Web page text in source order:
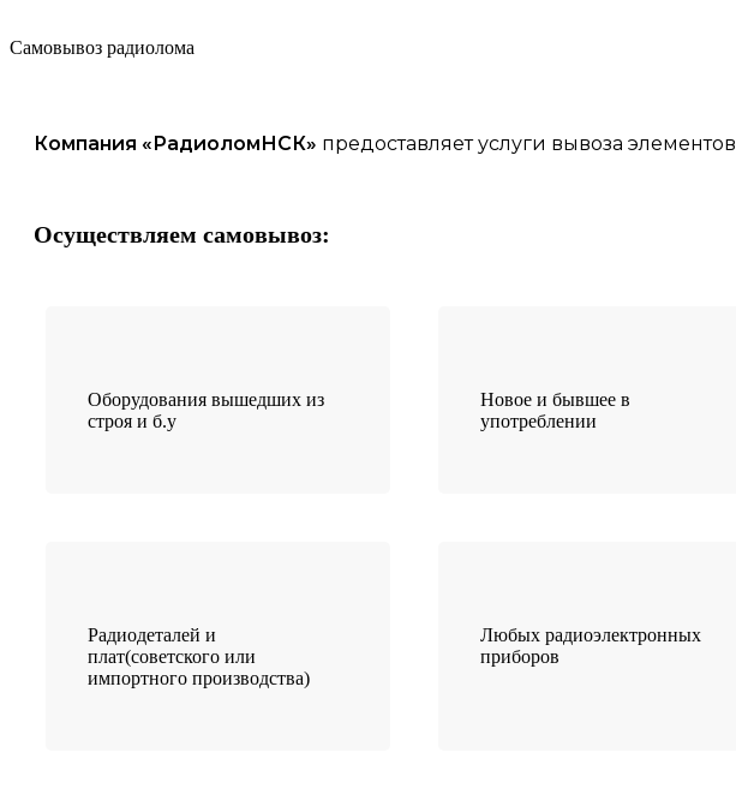
Самовывоз радиолома
Компания «РадиоломНСК» предоставляет услуги вывоза элементов
Осуществляем самовывоз:
Оборудования вышедших из
строя и б.у
Новое и бывшее в
употреблении
Радиодеталей и
плат(советского или
импортного производства)
Любых радиоэлектронных
приборов